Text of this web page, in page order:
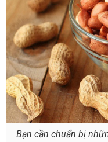
Bạn cần chuẩn bị